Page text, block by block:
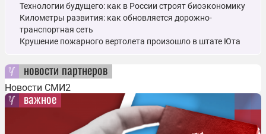
Технологии будущего: как в России строят биоэкономику
Километры развития: как обновляется дорожно-
транспортная сеть
Крушение пожарного вертолета произошло в штате Юта
новости партнеров
Новости СМИ2
важное